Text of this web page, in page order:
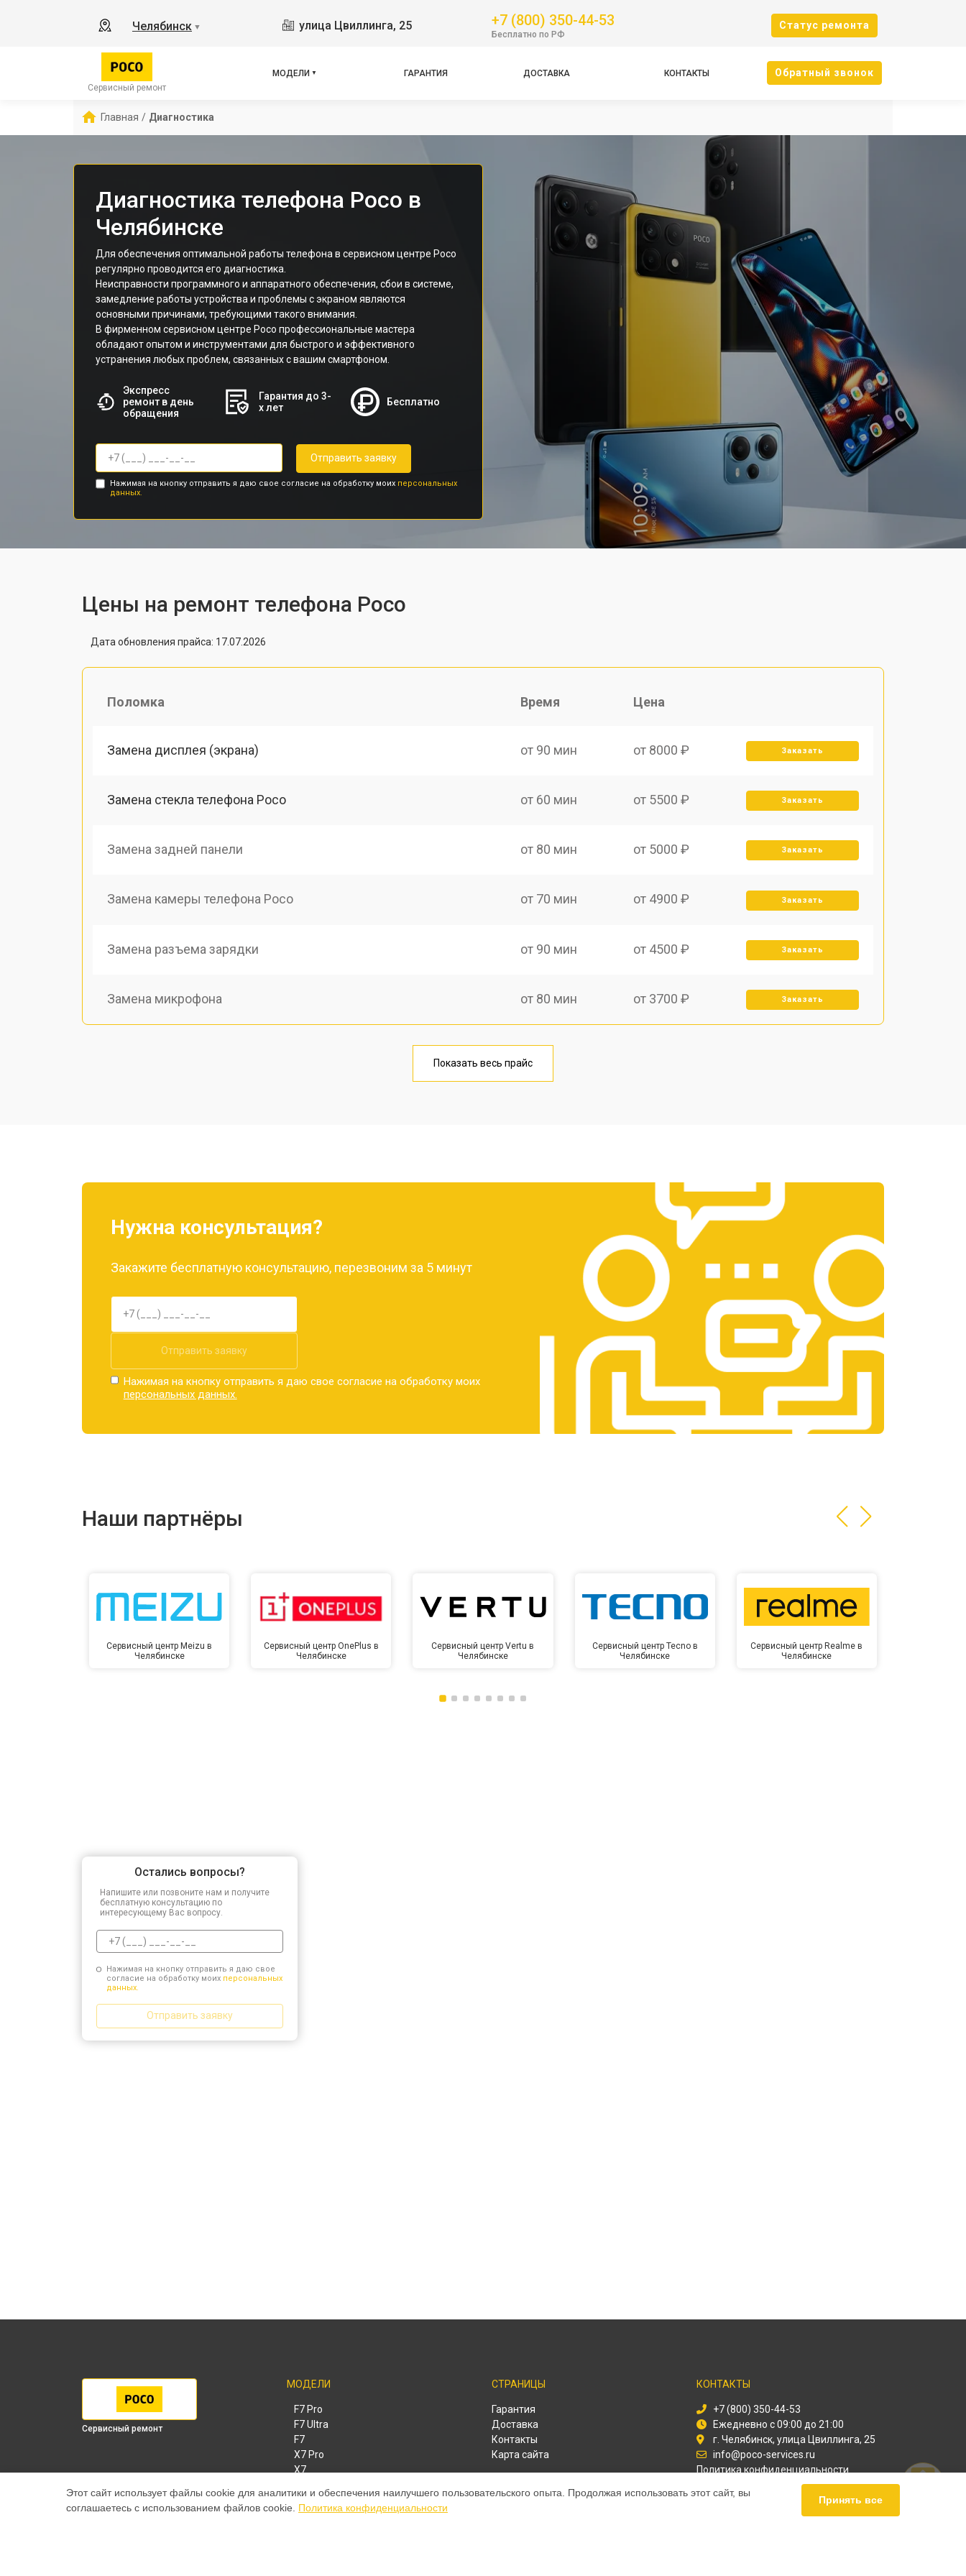
Челябинск ▼ улица Цвиллинга, 25 +7 (800) 350-44-53
Бесплатно по РФ
Cтатус ремонта
Сервисный ремонт
МОДЕЛИ
X2
X3 NFC
ГАРАНТИЯ ДОСТАВКА КОНТАКТЫ Oбратный звонок
Главная / Диагностика
Диагностика телефона Poco в
Челябинске
Для обеспечения оптимальной работы телефона в сервисном центре Poco
регулярно проводится его диагностика.
Неисправности программного и аппаратного обеспечения, сбои в системе,
замедление работы устройства и проблемы с экраном являются
основными причинами, требующими такого внимания.
В фирменном сервисном центре Poco профессиональные мастера
обладают опытом и инструментами для быстрого и эффективного
устранения любых проблем, связанных с вашим смартфоном.
Экспресс
ремонт в день
обращения
Гарантия до 3-
х лет
Бесплатно
Отправить заявку
Нажимая на кнопку отправить я даю свое согласие на обработку моих персональных
данных.
Цены на ремонт телефона Poco
Дата обновления прайса: 17.07.2026
Поломка Время Цена
Замена дисплея (экрана) от 90 мин от 8000 ₽ Заказать
Замена стекла телефона Poco от 60 мин от 5500 ₽ Заказать
Замена задней панели от 80 мин от 5000 ₽ Заказать
Замена камеры телефона Poco от 70 мин от 4900 ₽ Заказать
Замена разъема зарядки от 90 мин от 4500 ₽ Заказать
Замена микрофона от 80 мин от 3700 ₽ Заказать
от 90 мин
Показать весь прайс
Нужна консультация?
Закажите бесплатную консультацию, перезвоним за 5 минут
Отправить заявку
Нажимая на кнопку отправить я даю свое согласие на обработку моих
персональных данных.
Наши партнёры
Сервисный центр Meizu в
Челябинске
Сервисный центр OnePlus в
Челябинске
Сервисный центр Vertu в
Челябинске
Сервисный центр Tecno в
Челябинске
Сервисный центр Realme в
Челябинске
Остались вопросы?
Напишите или позвоните нам и получите
бесплатную консультацию по
интересующему Вас вопросу.
Нажимая на кнопку отправить я даю свое
согласие на обработку моих персональных
данных.
Отправить заявку
Сервисный ремонт
МОДЕЛИ
F7 Pro
F7 Ultra
F7
X7 Pro
X7
M8 Pro
M8
СТРАНИЦЫ
Гарантия
Доставка
Контакты
Карта сайта
КОНТАКТЫ
+7 (800) 350-44-53
Ежедневно с 09:00 до 21:00
г. Челябинск, улица Цвиллинга, 25
info@poco-services.ru
Политика конфиденциальности
Способы оплаты
Этот сайт использует файлы cookie для аналитики и обеспечения наилучшего пользовательского опыта. Продолжая использовать этот сайт, вы
соглашаетесь с использованием файлов cookie. Политика конфиденциальности
Принять все